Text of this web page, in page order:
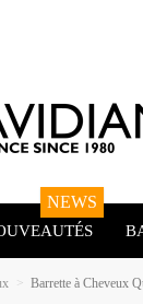
NEWS
Barrette à Cheveux